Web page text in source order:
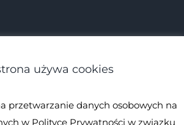
używa cookies
przetwarzanie danych osobowych na
w Polityce Prywatności w związku